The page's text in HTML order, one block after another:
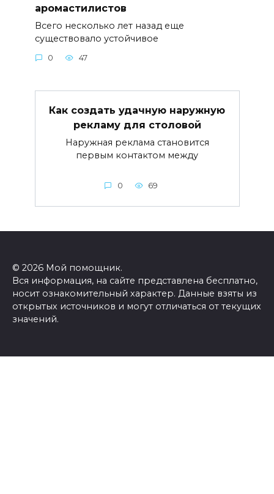
аромастилистов
Всего несколько лет назад еще
существовало устойчивое
0 47
Как создать удачную наружную
рекламу для столовой
Наружная реклама становится
первым контактом между
0 69
© 2026 Мой помощник.
Вся информация, на сайте представлена бесплатно,
носит ознакомительный характер. Данные взяты из
открытых источников и могут отличаться от текущих
значений.